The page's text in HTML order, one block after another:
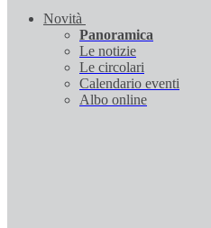
Novità
Panoramica
Le notizie
Le circolari
Calendario eventi
Albo online